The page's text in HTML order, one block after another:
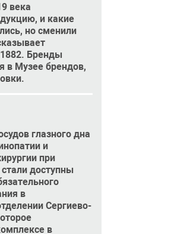
века
и какие
но сменили
Бренды
в Музее брендов,
глазного дна
и
при
доступны
в
Сергиево-
в